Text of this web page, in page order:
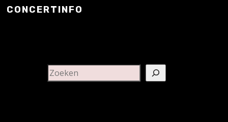
CONCERTINFO